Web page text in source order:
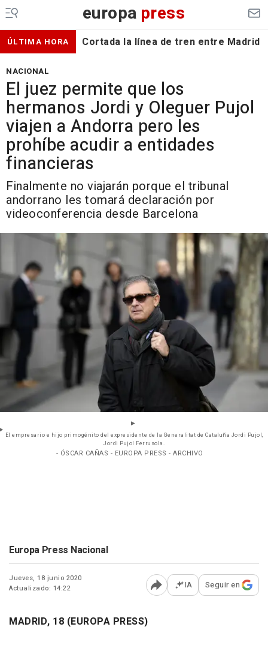
europa press
ÚLTIMA HORA Cortada la línea de tren entre Madrid
NACIONAL
El juez permite que los
hermanos Jordi y Oleguer Pujol
viajen a Andorra pero les
prohíbe acudir a entidades
financieras
Finalmente no viajarán porque el tribunal
andorrano les tomará declaración por
videoconferencia desde Barcelona
El empresario e hijo primogénito del expresidente de la Generalitat de Cataluña Jordi Pujol,
Jordi Pujol Ferrusola.
- ÓSCAR CAÑAS - EUROPA PRESS - ARCHIVO
Europa Press Nacional
Jueves, 18 junio 2020
Actualizado: 14:22
Abrir opciones para
IA Seguir en
MADRID, 18 (EUROPA PRESS)